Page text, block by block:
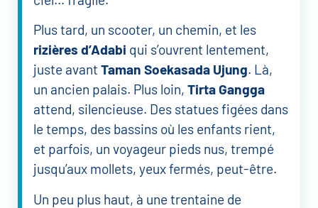
Plus tard, un scooter, un chemin, et les
rizières d’Adabi qui s’ouvrent lentement,
juste avant Taman Soekasada Ujung. Là,
un ancien palais. Plus loin, Tirta Gangga
attend, silencieuse. Des statues figées dans
le temps, des bassins où les enfants rient,
et parfois, un voyageur pieds nus, trempé
jusqu’aux mollets, yeux fermés, peut-être.
Un peu plus haut, à une trentaine de